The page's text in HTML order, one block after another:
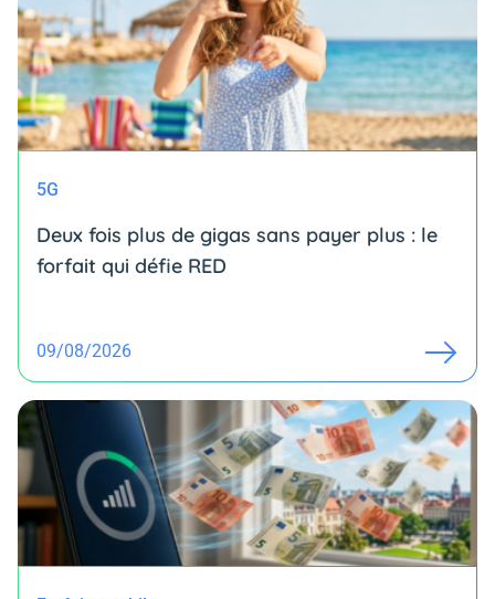
5G
Deux fois plus de gigas sans payer plus : le
forfait qui défie RED
09/08/2026